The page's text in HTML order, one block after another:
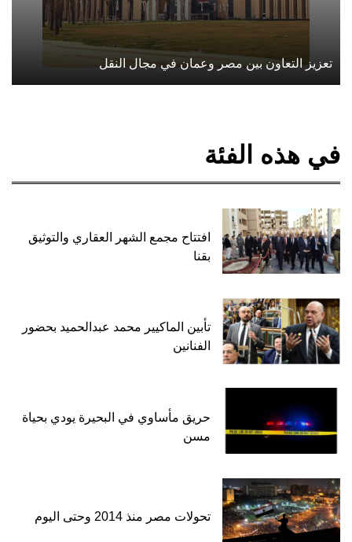
تعزيز التعاون بين مصر وعمان في مجال النقل
في هذه الفئة
افتتاح مجمع الشهر العقاري والتوثيق
بقنا
تأبين الماكيير محمد عبدالحميد بحضور
الفنانين
حريق مأساوي في البحيرة يودي بحياة
مسن
تحولات مصر منذ 2014 وحتى اليوم